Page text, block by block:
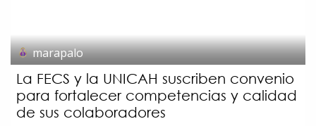
marapalo
La FECS y la UNICAH suscriben convenio
para fortalecer competencias y calidad
de sus colaboradores